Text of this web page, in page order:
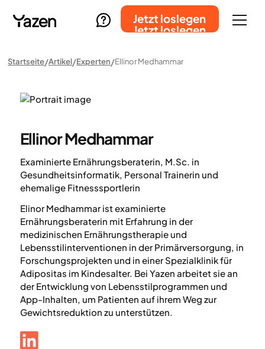
Jetzt loslegen
Jetzt loslegen
Startseite Artikel Experten Ellinor Medhammar
Ellinor Medhammar
Examinierte Ernährungsberaterin, M.Sc. in
Gesundheitsinformatik, Personal Trainerin und
ehemalige Fitnesssportlerin
Elinor Medhammar ist examinierte
Ernährungsberaterin mit Erfahrung in der
medizinischen Ernährungstherapie und
Lebensstilinterventionen in der Primärversorgung, in
Forschungsprojekten und in einer Spezialklinik für
Adipositas im Kindesalter. Bei Yazen arbeitet sie an
der Entwicklung von Lebensstilprogrammen und
App-Inhalten, um Patienten auf ihrem Weg zur
Gewichtsreduktion zu unterstützen.